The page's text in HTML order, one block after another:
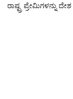
ರಾಷ್ಟ್ರ ಪ್ರೇಮಿಗಳನ್ನು